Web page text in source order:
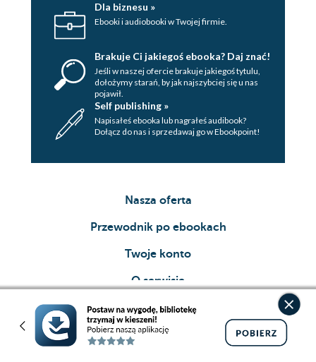
Dla biznesu »
Ebooki i audiobooki w Twojej firmie.
Brakuje Ci jakiegoś ebooka? Daj znać!
Jeśli w naszej ofercie brakuje jakiegoś tytulu,
dołożymy starań, by jak najszybciej się u nas
pojawił.
Self publishing »
Napisałeś ebooka lub nagrałeś audibook?
Dołącz do nas i sprzedawaj go w Ebookpoint!
Nasza oferta
Przewodnik po ebookach
Twoje konto
O serwisie
Współpraca
Grupa Helion